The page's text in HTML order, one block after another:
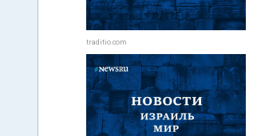
traditio.com